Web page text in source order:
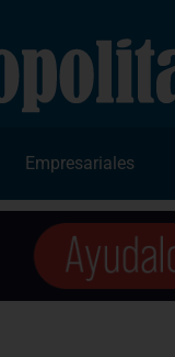
Empresariales